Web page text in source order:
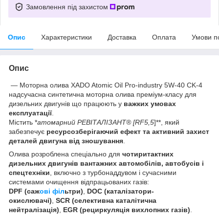
Замовлення під захистом
Опис Характеристики Доставка Оплата Умови
Опис
— Моторна олива XADO Atomic Oil Pro-industry 5W-40 CK-4
надсучасна синтетична моторна олива преміум-класу для
дизельних двигунів що працюють у важких умовах
експлуатації.
Містить *атомарний РЕВІТАЛІЗАНТ® [RF5,5]**, який
забезпечує ресурсозберігаючий ефект та активний захист
деталей двигуна від зношування
Олива розроблена спеціально для чотиритактних
дизельних двигунів вантажних автомобілів, автобусів і
спецтехніки , включно з турбонаддувом і сучасними
системами очищення відпрацьованих газів:
DPF (сажові фільтри)
DOC (каталізатори-
окислювачі) SCR (селективна каталітична
нейтралізація)
EGR (рециркуляція вихлопних газів)